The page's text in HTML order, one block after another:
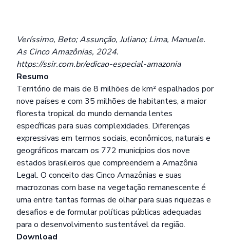
Veríssimo, Beto; Assunção, Juliano; Lima, Manuele.
As Cinco Amazônias, 2024.
https://ssir.com.br/edicao-especial-amazonia
Resumo
Território de mais de 8 milhões de km² espalhados por
nove países e com 35 milhões de habitantes, a maior
floresta tropical do mundo demanda lentes
específicas para suas complexidades. Diferenças
expressivas em termos sociais, econômicos, naturais e
geográficos marcam os 772 municípios dos nove
estados brasileiros que compreendem a Amazônia
Legal. O conceito das Cinco Amazônias e suas
macrozonas com base na vegetação remanescente é
uma entre tantas formas de olhar para suas riquezas e
desafios e de formular políticas públicas adequadas
para o desenvolvimento sustentável da região.
Download